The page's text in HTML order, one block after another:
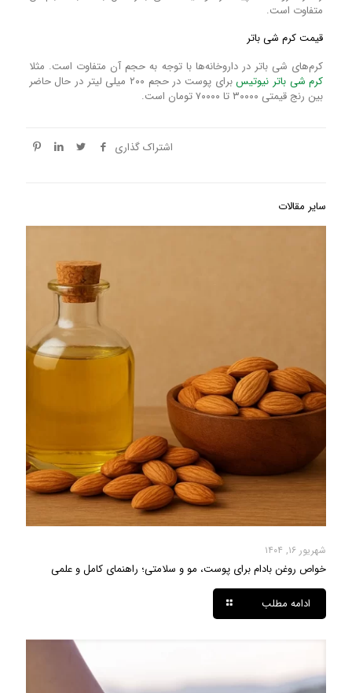
متفاوت است.
قیمت کرم شی باتر
کرم‌های شی باتر در داروخانه‌ها با توجه به حجم آن متفاوت است. مثلا
کرم شی باتر نیوتیس
برای پوست در حجم ۲۰۰ میلی لیتر در حال حاضر
بین رنج قیمتی ۳۰۰۰۰ تا ۷۰۰۰۰ تومان است.
اشتراک گذاری
سایر مقالات
شهریور ۱۶, ۱۴۰۴
خواص روغن بادام برای پوست، مو و سلامتی؛ راهنمای کامل و علمی
ادامه مطلب